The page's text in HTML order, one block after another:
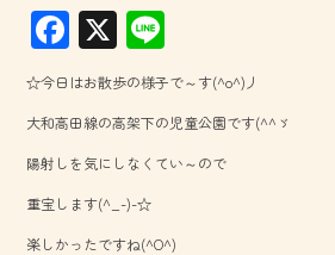
F
ac
e
b
o
ok
X
ne
☆今日はお散歩の様子で～す(^o^)丿
大和高田線の高架下の児童公園です(^^ゞ
陽射しを気にしなくてい～ので
重宝します(^_-)-☆
楽しかったですね(^O^)